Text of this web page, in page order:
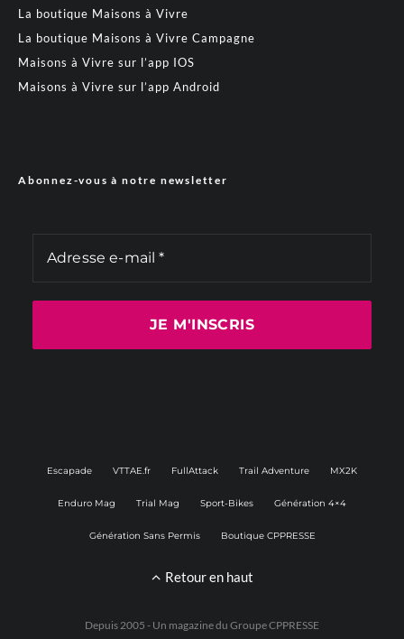
La boutique Maisons à Vivre
La boutique Maisons à Vivre Campagne
Maisons à Vivre sur l’app IOS
Maisons à Vivre sur l’app Android
Abonnez-vous à notre newsletter
Escapade VTTAE.fr FullAttack Trail Adventure MX2K
Enduro Mag Trial Mag Sport-Bikes Génération 4×4
Génération Sans Permis Boutique CPPRESSE
Retour en haut
Depuis 2005 - Un magazine du Groupe CPPRESSE